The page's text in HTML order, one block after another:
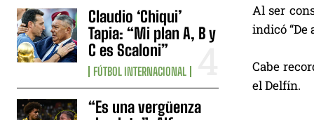
Claudio ‘Chiqui’
Tapia: “Mi plan A, B y
C es Scaloni”
FÚTBOL INTERNACIONAL
“Es una vergüenza
Al ser
indicó “De
Cabe
el Delfín.